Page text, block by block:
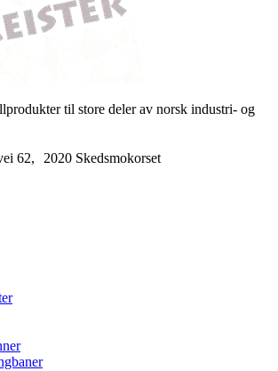
til store deler av norsk industri- og
62, 2020 Skedsmokorset